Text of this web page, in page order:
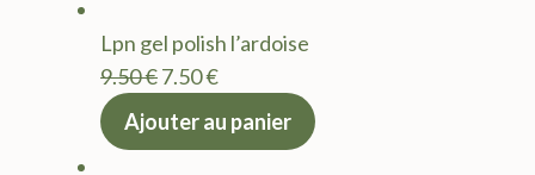
9.50 €.7.50 €.
Lpn gel polish l’ardoise
9.50€Le
prix
7.50€Le
actuel
Ajouter au panier